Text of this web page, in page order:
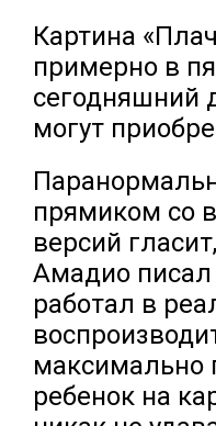
Картина
примерно в
сегодняшний
могут
прямиком со
версий
Амадио писал
работал в
максимально
ребенок на